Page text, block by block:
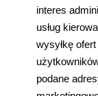
interes
usług
wysyłkę
uż
podane